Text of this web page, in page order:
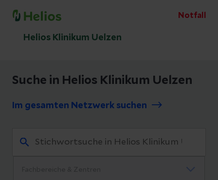
Notfall
Helios Klinikum Uelzen
Suche in Helios Klinikum Uelzen
Im gesamten Netzwerk suchen